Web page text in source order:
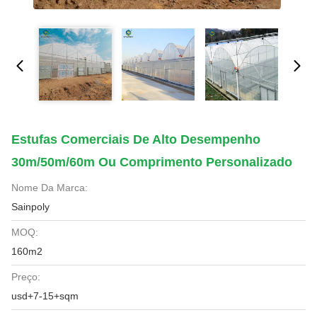
Estufas Comerciais De Alto Desempenho
30m/50m/60m Ou Comprimento Personalizado
Nome Da Marca:
Sainpoly
MOQ:
160m2
Preço:
usd+7-15+sqm